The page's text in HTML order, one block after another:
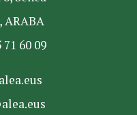
ARABA
60 09